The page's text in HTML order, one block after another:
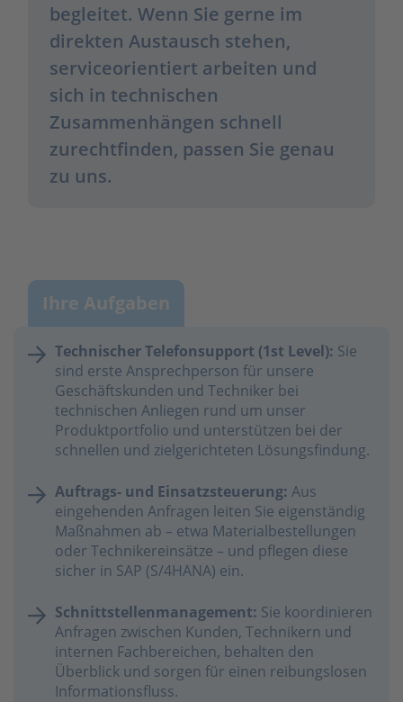
begleitet. Wenn Sie gerne im
direkten Austausch stehen,
serviceorientiert arbeiten und
sich in technischen
Zusammenhängen schnell
zurechtfinden, passen Sie genau
zu uns.
Ihre Aufgaben
Technischer Telefonsupport (1st Level): Sie
sind erste Ansprechperson für unsere
Geschäftskunden und Techniker bei
technischen Anliegen rund um unser
Produktportfolio und unterstützen bei der
schnellen und zielgerichteten Lösungsfindung.
Auftrags- und Einsatzsteuerung: Aus
eingehenden Anfragen leiten Sie eigenständig
Maßnahmen ab – etwa Materialbestellungen
oder Technikereinsätze – und pflegen diese
sicher in SAP (S/4HANA) ein.
Schnittstellenmanagement: Sie koordinieren
Anfragen zwischen Kunden, Technikern und
internen Fachbereichen, behalten den
Überblick und sorgen für einen reibungslosen
Informationsfluss.